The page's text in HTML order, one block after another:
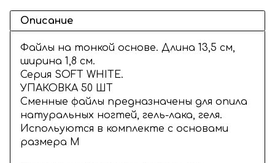
Описание
Файлы на тонкой основе. Длина 13,5 см,
ширина 1,8 см.
Серия SOFT WHITE.
УПАКОВКА 50 ШТ
Сменные файлы предназначены для опила
натуральных ногтей, гель-лака, геля.
Испольуются в комплекте с основами
размера M